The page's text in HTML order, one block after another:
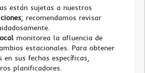
están sujetas a nuestros
; recomendamos revisar
monitorea la afluencia de
estacionales. Para obtener
en sus fechas específicas,
planificadores.